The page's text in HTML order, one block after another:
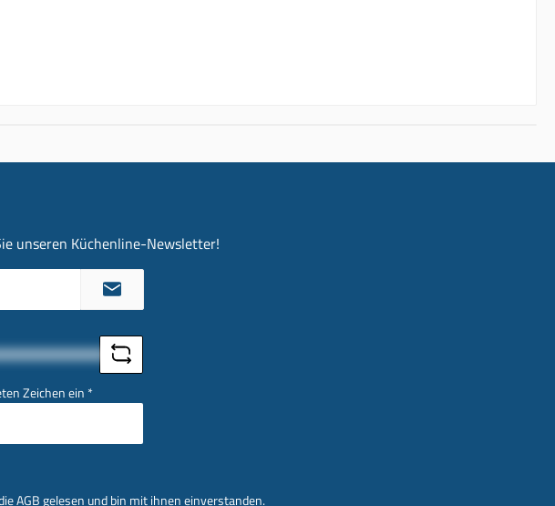
unseren Küchenline-Newsletter!
Zeichen ein *
AGBgelesen und bin mit ihnen einverstanden.